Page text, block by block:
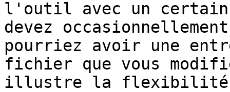
l'outil avec un
devez
pourriez avoir une
fichier que vous
illustre la flexibilité de